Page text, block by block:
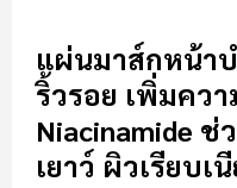
ที่
ส่วน
เริ่ม
ต้น
ของ
แผ่นมาส์กหน้า
ริ้วรอย เพิ่มคว
Niacinamide ช่
เยาว์ ผิวเรียบเ